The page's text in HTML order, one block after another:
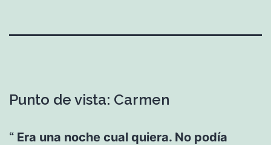
Punto de vista: Carmen
Era una noche cual quiera. No podía